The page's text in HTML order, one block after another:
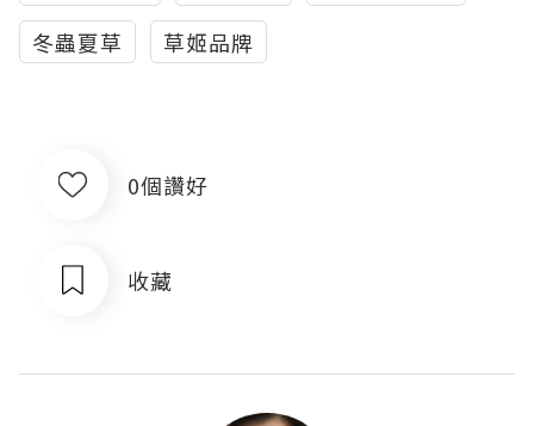
冬蟲夏草
草姬品牌
0個讚好
收藏